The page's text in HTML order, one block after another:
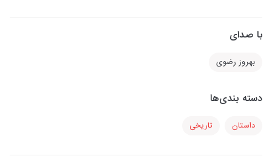
با صدای
بهروز رضوی
دسته بندی‌ها
داستان تاریخی